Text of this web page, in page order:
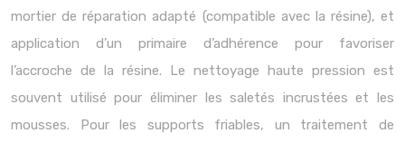
mortier de réparation adapté (compatible avec la résine), et
application d’un primaire d’adhérence pour favoriser
l’accroche de la résine. Le nettoyage haute pression est
souvent utilisé pour éliminer les saletés incrustées et les
mousses. Pour les supports friables, un traitement de